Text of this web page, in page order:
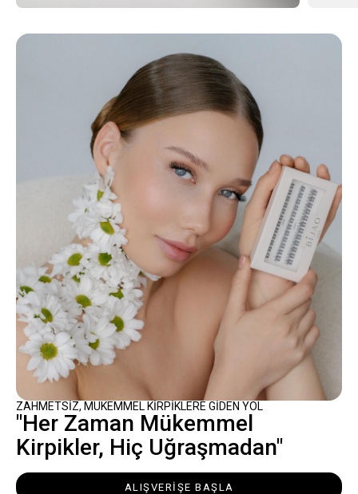
ZAHMETSIZ, MÜKEMMEL KIRPIKLERE GIDEN YOL
"Her Zaman Mükemmel
Kirpikler, Hiç Uğraşmadan"
ALIŞVERİŞE BAŞLA